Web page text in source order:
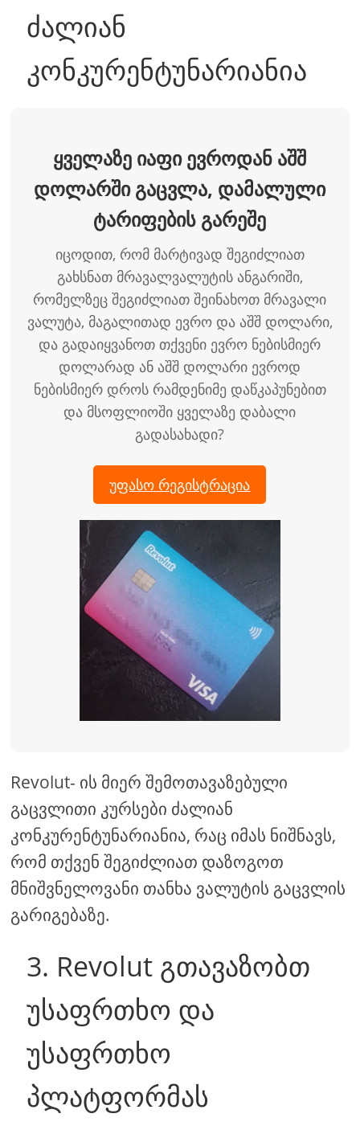
ძალიან
კონკურენტუნარიანია
ყველაზე იაფი ევროდან აშშ
დოლარში გაცვლა, დამალული
ტარიფების გარეშე
იცოდით, რომ მარტივად შეგიძლიათ
გახსნათ მრავალვალუტის ანგარიში,
რომელზეც შეგიძლიათ შეინახოთ მრავალი
ვალუტა, მაგალითად ევრო და აშშ დოლარი,
და გადაიყვანოთ თქვენი ევრო ნებისმიერ
დოლარად ან აშშ დოლარი ევროდ
ნებისმიერ დროს რამდენიმე დაწკაპუნებით
და მსოფლიოში ყველაზე დაბალი
გადასახადი?
უფასო რეგისტრაცია
Revolut- ის მიერ შემოთავაზებული
გაცვლითი კურსები ძალიან
კონკურენტუნარიანია, რაც იმას ნიშნავს,
რომ თქვენ შეგიძლიათ დაზოგოთ
მნიშვნელოვანი თანხა ვალუტის გაცვლის
გარიგებაზე.
3. Revolut გთავაზობთ
უსაფრთხო და
უსაფრთხო
პლატფორმას